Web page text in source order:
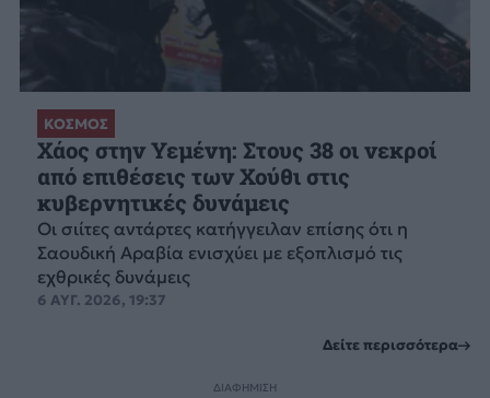
ΚΟΣΜΟΣ
Χάος στην Υεμένη: Στους 38 οι νεκροί
από επιθέσεις των Χούθι στις
κυβερνητικές δυνάμεις
Οι σιίτες αντάρτες κατήγγειλαν επίσης ότι η
Σαουδική Αραβία ενισχύει με εξοπλισμό τις
εχθρικές δυνάμεις
6 ΑΥΓ. 2026, 19:37
Δείτε περισσότερα
ΔΙΑΦΗΜΙΣΗ